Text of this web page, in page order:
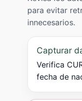
para evitar
innecesarios.
Capturar
Verifica
fecha de